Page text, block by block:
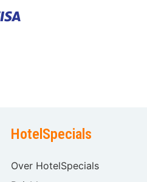
HotelSpecials
Over HotelSpecials